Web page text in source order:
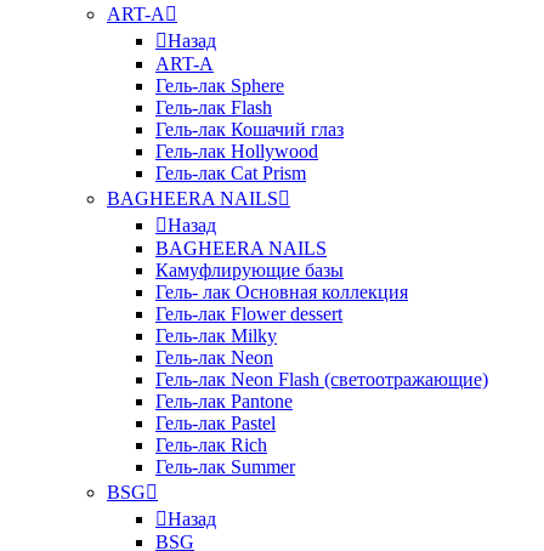
ART-A
Назад
ART-A
Гель-лак Sphere
Гель-лак Flash
Гель-лак Кошачий глаз
Гель-лак Hollywood
Гель-лак Cat Prism
BAGHEERA NAILS
Назад
BAGHEERA NAILS
Камуфлирующие базы
Гель- лак Основная коллекция
Гель-лак Flower dessert
Гель-лак Milky
Гель-лак Neon
Гель-лак Neon Flash (светоотражающие)
Гель-лак Pantone
Гель-лак Pastel
Гель-лак Rich
Гель-лак Summer
BSG
Назад
BSG